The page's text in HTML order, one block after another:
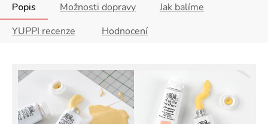
Popis Možnosti dopravy
Jak balíme
YUPPI recenze
Hodnocení